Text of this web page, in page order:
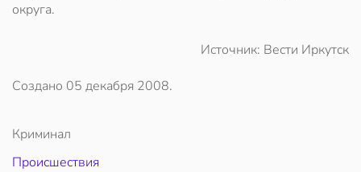
округа.
Источник: Вести Иркутск
Создано 05 декабря 2008.
Криминал
Происшествия